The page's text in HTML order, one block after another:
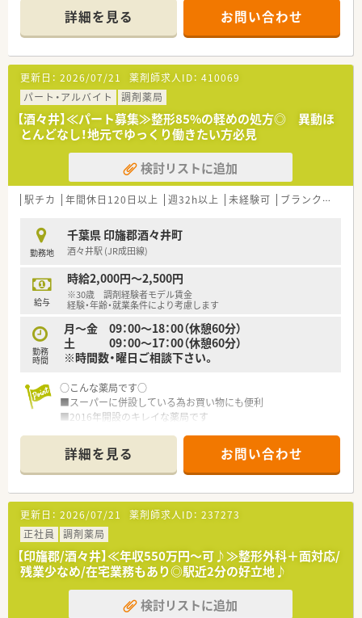
＊------------------------------------------＊
【店舗情報と応需状況について】
■JR成田線の酒々井駅から徒歩1分という抜群の好立地に位置
しており、毎日の電車通勤が非常に快適な環境です。
■人気のドラッグストアに併設された調剤薬局であり、地域のお
客様が気軽に立ち寄れる身近な店舗として親しまれています。
■処方箋枚数は1日あたり5枚から10枚程と非常に落ち着いてお
り、面対応でじっくり丁寧に対応できる環境です。
【募集背景と求める人物像について】
■今後の安定的な店舗運営や体制強化を見据えた定期採用とし
て、新しく活躍していただける正社員を募集しています。
■お客様とのコミュニケーションを大切にしているため、明るく
前向きで心のこもった接客・接遇ができる方を求めます。
ションの推進に意欲的な勉強熱心な方を歓迎します。
【やりがい/おすすめポイント】
■処方箋の枚数が落ち着いているからこそ、目の前の患者様一人
ひとりの声にゆっくりと耳を傾けた服薬指導ができます。
■単身での転転職を考えている正社員の方には、月額25000円と
いう破格の安さで利用できる嬉しい独り立ち寮がございます。
■急な欠員が生じた際にも、すぐに本部や近隣店から応援薬剤師
がフォローに駆けつけてくれるため負担が少なく安心です。
詳細を見る お問い合わせ
更新日： 2026/07/21 薬剤師求人ID： 410069
パート・アルバイト
調剤薬局
【酒々井】≪パート募集≫整形85%の軽めの処方◎ 異動ほ
とんどなし！地元でゆっくり働きたい方必見
検討リストに追加
駅チカ 年間休日120日以上 週32h以上 未経験可 ブランク可
勤務地
千葉県 印旛郡酒々井町
酒々井駅 (JR成田線)
給与
時給2,000円～2,500円
※30歳 調剤経験者モデル賃金
経験・年齢・就業条件により考慮します
勤務
時間
月～金 09：00～18：00（休憩60分）
土 09：00～17：00（休憩60分）
※時間数・曜日ご相談下さい。
○こんな薬局です○
■スーパーに併設している為お買い物にも便利
■2016年開設のキレイな薬局です
詳細を見る お問い合わせ
更新日： 2026/07/21 薬剤師求人ID： 237273
正社員
調剤薬局
【印旛郡/酒々井】≪年収550万円～可♪≫整形外科＋面対応/
残業少なめ/在宅業務もあり◎駅近2分の好立地♪
検討リストに追加